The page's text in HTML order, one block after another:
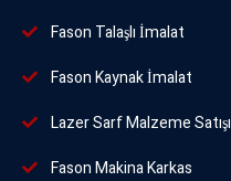
Fason Talaşlı İmalat
Fason Kaynak İmalat
Lazer Sarf Malzeme Satışı
Fason Makina Karkas